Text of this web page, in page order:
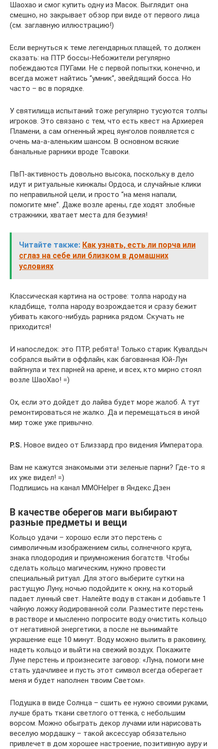
Шаохао и смог купить одну из Масок. Выглядит она
смешно, но закрывает обзор при виде от первого лица
(см. заглавную иллюстрацию!)
Если вернуться к теме легендарных плащей, то должен
сказать: на ПТР боссы-Небожители регулярно
побеждаются ПУГами. Не с первой попытки, конечно, и
всегда может найтись “умник”, эвейдящий босса. Но
часто – вс в порядке.
У святилища испытаний тоже регулярно тусуются толпы
игроков. Это связано с тем, что есть квест на Архиерея
Пламени, а сам огненный жрец яунголов появляется с
очень ма-а-аленьким шансом. В основном всякие
банальные рарники вроде Тсавоки.
ПвП-активность довольно высока, поскольку в дело
идут и ритуальные кинжалы Ордоса, и случайные клики
по неправильной цели, и просто “на меня напали,
помогите мне”. Даже возле арены, где ходят злобные
стражники, хватает места для безумия!
Читайте также: Как узнать, есть ли порча или
сглаз на себе или близком в домашних
условиях
Классическая картина на острове: толпа народу на
кладбище, толпа народу возрождается и сразу бежит
убивать какого-нибудь рарника рядом. Скучать не
приходится!
И напоследок: это ПТР, ребята! Только старик Кувалдыч
собрался выйти в оффлайн, как багованная Юй-Лун
вайпнула и тех парней на арене, и всех, кто мирно стоял
возле ШаоХао! =)
Ох, если это дойдет до лайва будет море жалоб. А тут
ремонтироваться не жалко. Да и перемещаться в иной
мир тоже уже привычно.
P.S. Новое видео от Близзард про видения Императора.
Вам не кажутся знакомыми эти зеленые парни? Где-то я
их уже видел! =)
Подпишись на канал MMOHelper в Яндекс.Дзен
В качестве оберегов маги выбирают
разные предметы и вещи
Кольцо удачи – хорошо если это перстень с
символичным изображением силы, солнечного круга,
знака плодородия и приумножения богатств. Чтобы
сделать кольцо магическим, нужно провести
специальный ритуал. Для этого выберите сутки на
растущую Луну, ночью подойдите к окну, на который
падает лунный свет. Налейте воду в стакан и добавьте 1
чайную ложку йодированной соли. Разместите перстень
в растворе и мысленно попросите воду очистить кольцо
от негативной энергетики, а после не вынимайте
украшение еще 10 минут. Воду можно вылить в раковину,
надеть кольцо и выйти на свежий воздух. Покажите
Луне перстень и произнесите заговор: «Луна, помоги мне
стать удачливее и пусть этот символ всегда оберегает
меня и будет наполнен твоим Светом».
Подушка в виде Солнца – сшить ее нужно своими руками,
лучше брать ткани светлого оттенка, с небольшим
ворсом. Можно обыграть декор лучами или нарисовать
веселую мордашку – такой аксессуар обязательно
привлечет в дом хорошее настроение, позитивную ауру и